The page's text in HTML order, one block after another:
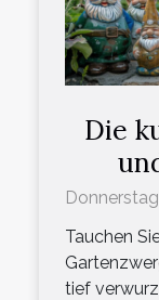
Die
Tauchen
tief